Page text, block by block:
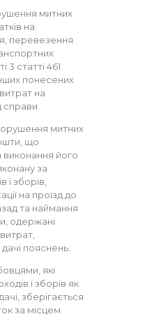
митних
на
перевезення
3 статті 461
понесених
на
справи.
митних
що
виконання його
за
і зборів,
на проїзд до
та наймання
одержані
пояснень.
які
і зборів як
зберігається
за місцем